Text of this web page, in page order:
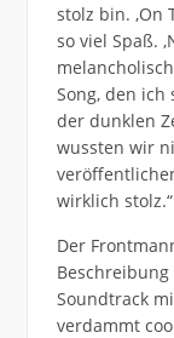
stolz bin. ,On
so viel Spaß.
Song, den
der dunklen
wussten wir
wirklich stolz.“
Der
Soundtrack
verdammt